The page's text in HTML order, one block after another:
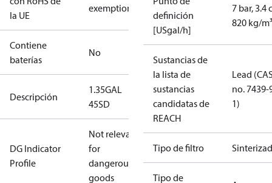
la UE
exemptions
Contiene
baterías
No
Descripción
1.35GAL
45SD
DG Indicator
Profile
Not relevant
for
dangerous
goods
definición
[USgal/h]
7 bar, 3.4
820 kg/m³
Sustancias de
la lista de
sustancias
candidatas de
REACH
Lead
no. 7439-
1)
Tipo de filtro
Tipo de